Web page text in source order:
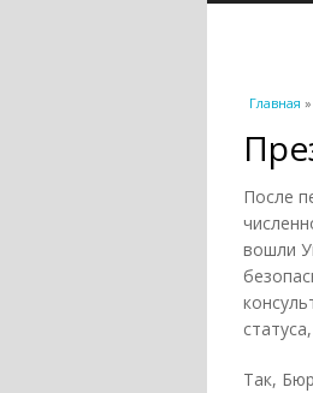
Вы
Главная
После
вошли
Так,